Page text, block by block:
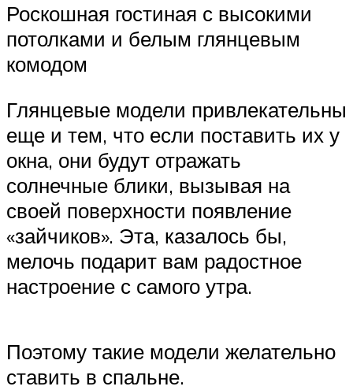
Роскошная гостиная с высокими
потолками и белым глянцевым
комодом
Глянцевые модели привлекательны
еще и тем, что если поставить их у
окна, они будут отражать
солнечные блики, вызывая на
своей поверхности появление
«зайчиков». Эта, казалось бы,
мелочь подарит вам радостное
настроение с самого утра.
Поэтому такие модели желательно
ставить в спальне.